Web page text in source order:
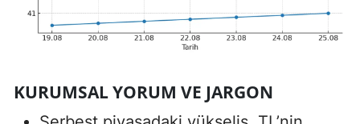
KURUMSAL YORUM VE JARGON